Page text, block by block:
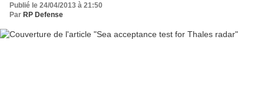
Publié le 24/04/2013 à 21:50
Par RP Defense